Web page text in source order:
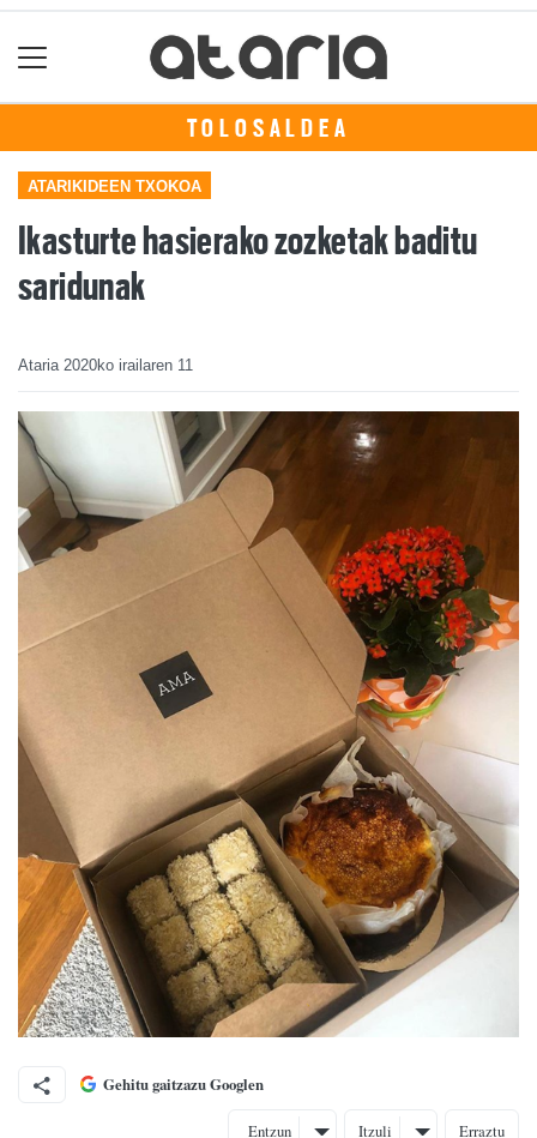
TOLOSALDEA
ATARIKIDEEN TXOKOA
Ikasturte hasierako zozketak baditu
saridunak
Ataria 2020ko irailaren 11
Gehitu gaitzazu Googlen
Entzun Itzuli Erraztu